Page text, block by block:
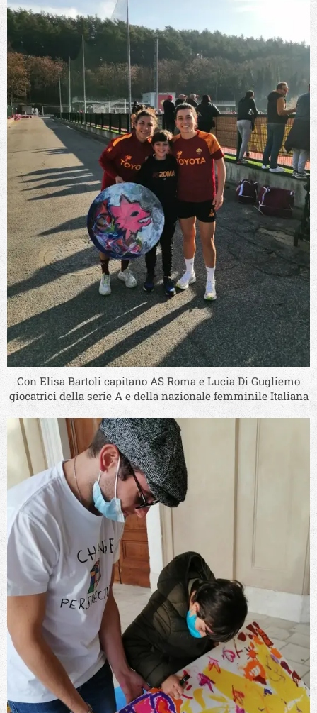
Con Elisa Bartoli capitano AS Roma e Lucia Di Gugliemo
giocatrici della serie A e della nazionale femminile Italiana